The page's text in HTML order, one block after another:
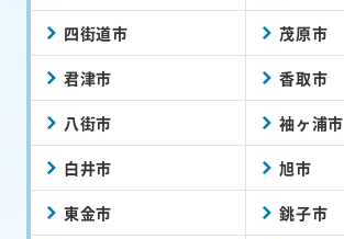
四街道市 茂原市
君津市 香取市
八街市 袖ヶ浦市
白井市 旭市
東金市 銚子市